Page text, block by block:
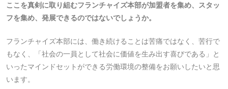
ここを真剣に取り組むフランチャイズ本部が加盟者を集め、スタッ
フを集め、発展できるのではないでしょうか。
フランチャイズ本部には、働き続けることは苦痛ではなく、苦行で
もなく、「社会の一員として社会に価値を生み出す喜びである」と
いったマインドセットができる労働環境の整備をお願いしたいと思
います。